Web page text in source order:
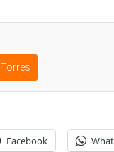
Torres
Facebook